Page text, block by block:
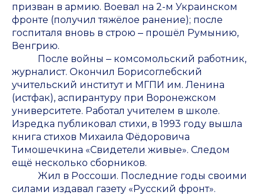
призван в армию. Воевал на 2-м Украинском
фронте (получил тяжёлое ранение); после
госпиталя вновь в строю ‒ прошёл Румынию,
Венгрию.
После войны ‒ комсомольский работник,
журналист. Окончил Борисоглебский
учительский институт и МГПИ им. Ленина
(истфак), аспирантуру при Воронежском
университете. Работал учителем в школе.
Изредка публиковал стихи, в 1993 году вышла
книга стихов Михаила Фёдоровича
Тимошечкина «Свидетели живые». Следом
ещё несколько сборников.
Жил в Россоши. Последние годы своими
силами издавал газету «Русский фронт».